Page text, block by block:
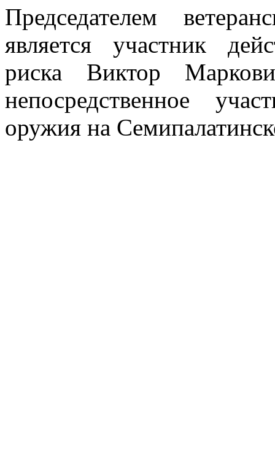
Председателем
является участник
риска Виктор
непосредственное
оружия на